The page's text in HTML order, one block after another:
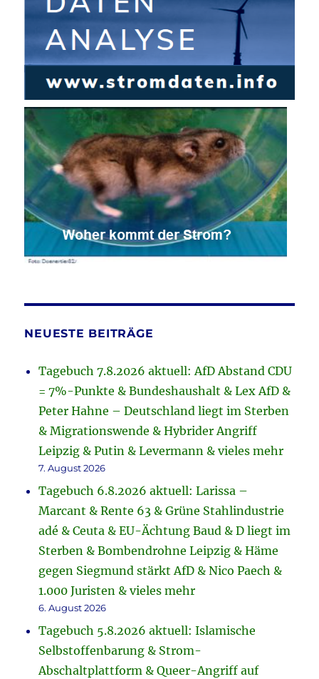
NEUESTE BEITRÄGE
Tagebuch 7.8.2026 aktuell: AfD Abstand CDU
= 7%-Punkte & Bundeshaushalt & Lex AfD &
Peter Hahne – Deutschland liegt im Sterben
& Migrationswende & Hybrider Angriff
Leipzig & Putin & Levermann & vieles mehr
7. August 2026
Tagebuch 6.8.2026 aktuell: Larissa –
Marcant & Rente 63 & Grüne Stahlindustrie
adé & Ceuta & EU-Ächtung Baud & D liegt im
Sterben & Bombendrohne Leipzig & Häme
gegen Siegmund stärkt AfD & Nico Paech &
1.000 Juristen & vieles mehr
6. August 2026
Tagebuch 5.8.2026 aktuell: Islamische
Selbstoffenbarung & Strom-
Abschaltplattform & Queer-Angriff auf